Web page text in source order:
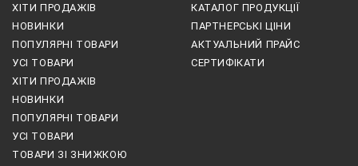
ХІТИ ПРОДАЖІВ
НОВИНКИ
ПОПУЛЯРНІ ТОВАРИ
УСІ ТОВАРИ
ХІТИ ПРОДАЖІВ
НОВИНКИ
ПОПУЛЯРНІ ТОВАРИ
УСІ ТОВАРИ
ТОВАРИ ЗІ ЗНИЖКОЮ
КАТАЛОГ ПРОДУКЦІЇ
ПАРТНЕРСЬКІ ЦІНИ
АКТУАЛЬНИЙ ПРАЙС
СЕРТИФІКАТИ